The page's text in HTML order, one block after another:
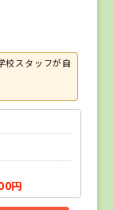
校スタッフが自
円